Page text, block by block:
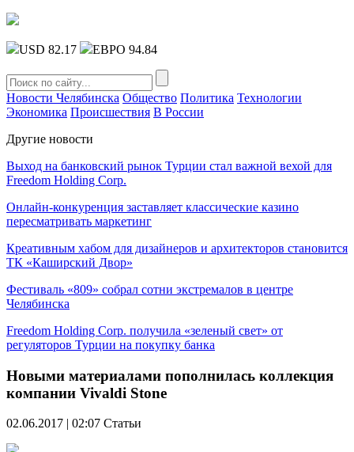
USD 82.17 ЕВРО 94.84
Новости Челябинска Общество Политика Технологии
Экономика Происшествия В России
Другие новости
Выход на банковский рынок Турции стал важной вехой для
Freedom Holding Corp.
Онлайн-конкуренция заставляет классические казино
пересматривать маркетинг
Креативным хабом для дизайнеров и архитекторов становится
ТК «Каширский Двор»
Фестиваль «809» собрал сотни экстремалов в центре
Челябинска
Freedom Holding Corp. получила «зеленый свет» от
регуляторов Турции на покупку банка
Новыми материалами пополнилась коллекция
компании Vivaldi Stone
02.06.2017 | 02:07 Статьи